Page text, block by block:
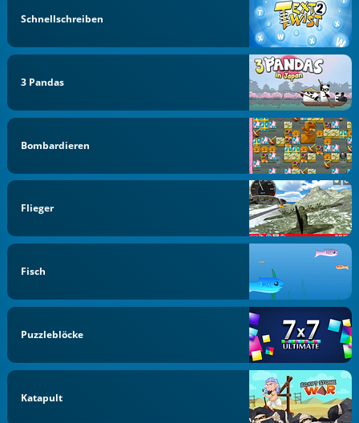
Schnellschreiben
3 Pandas
Bombardieren
Flieger
Fisch
Puzzleblöcke
Katapult